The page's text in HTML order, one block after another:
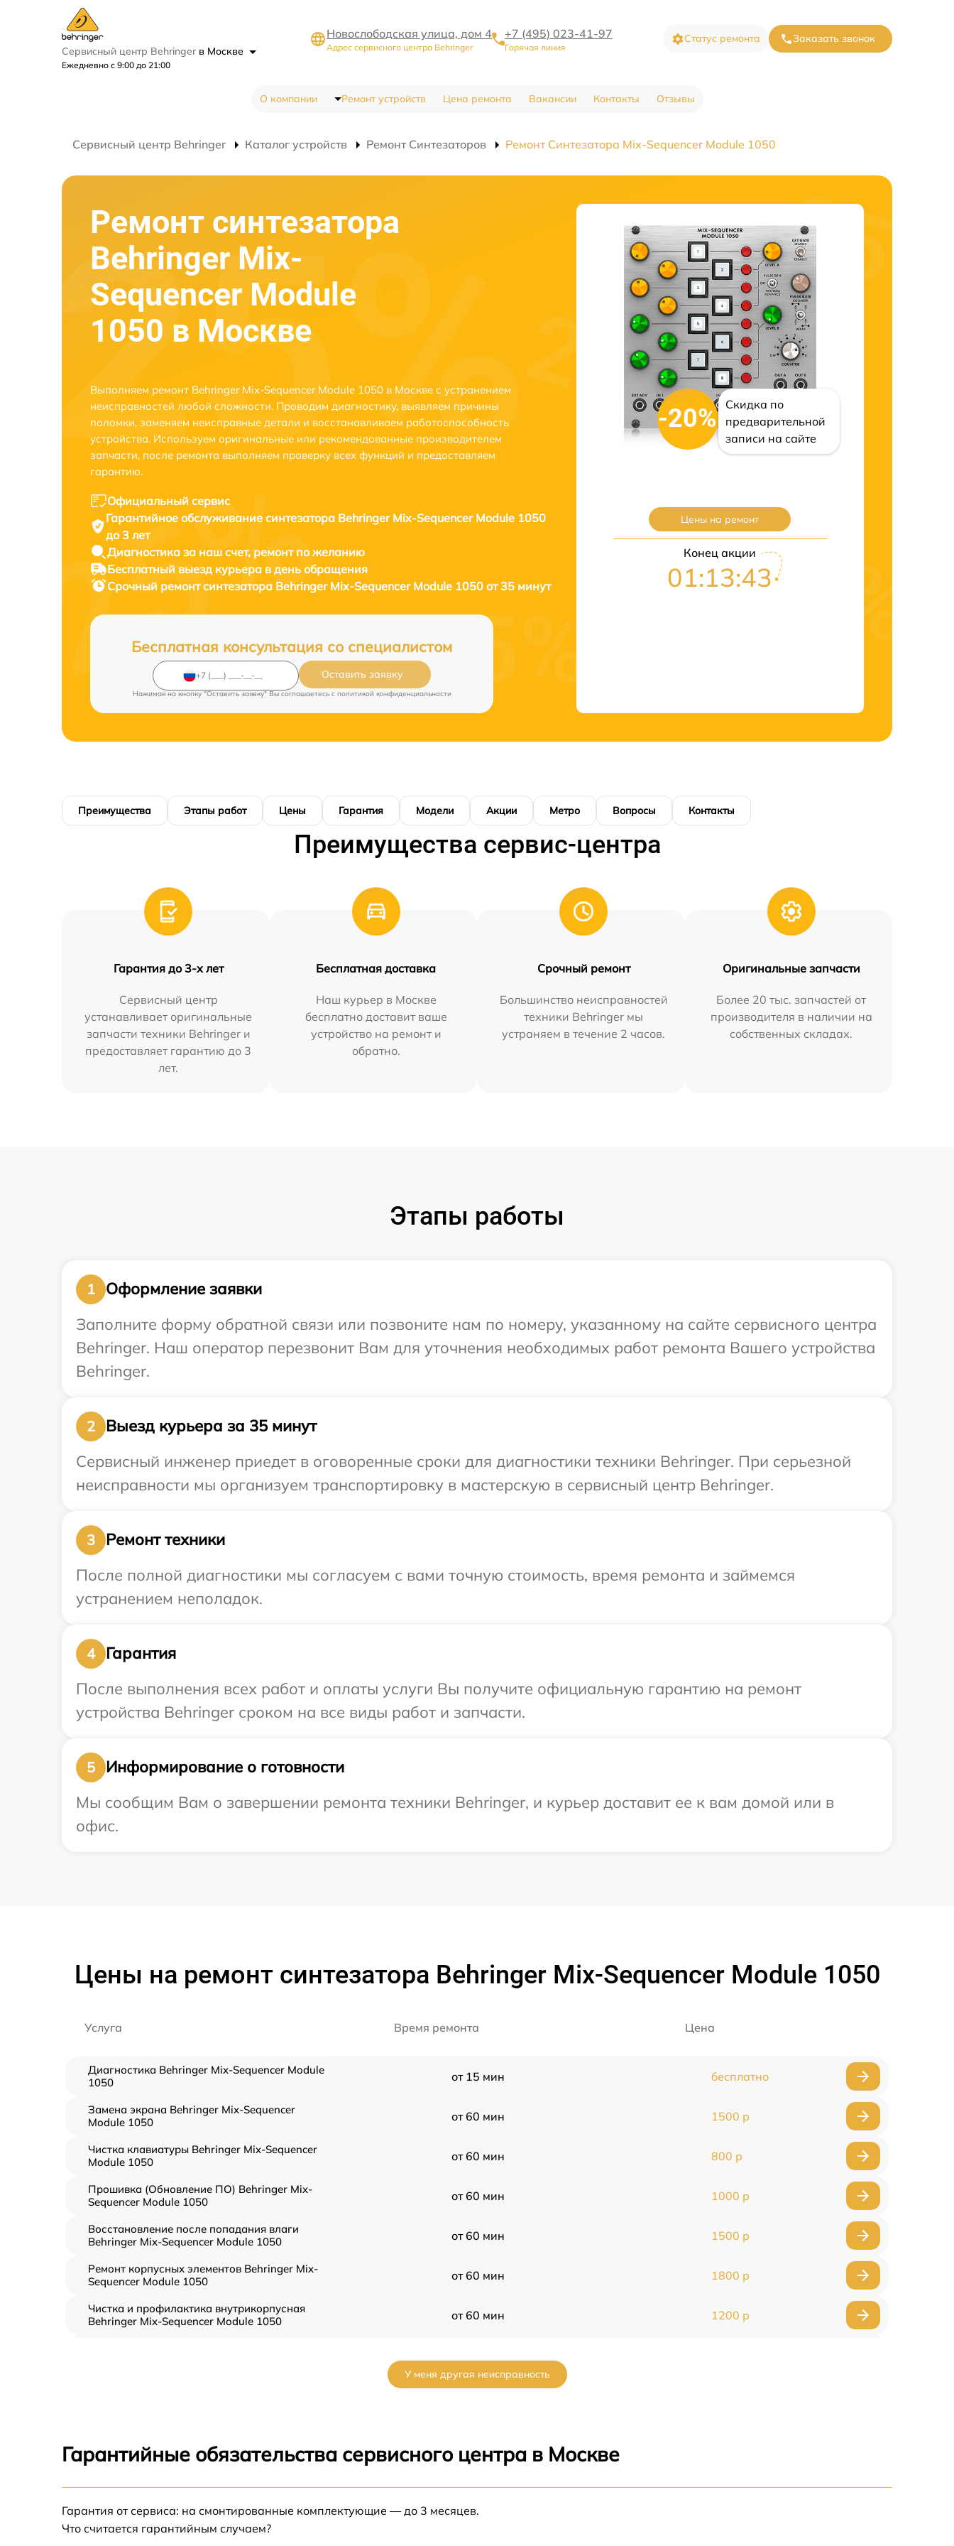
Сервисный центр Behringer в Москве
Ежедневно с 9:00 до 21:00
Новослободская улица, дом 4
Адрес сервисного центра Behringer
+7 (495) 023-41-97
Горячая линия
Статус ремонта Заказать звонок
О компании Ремонт устройств Цена ремонта Вакансии Контакты Отзывы
Сервисный центр Behringer Каталог устройств Ремонт Синтезаторов Ремонт Синтезатора Mix-Sequencer Module 1050
Ремонт синтезатора
Behringer Mix-
Sequencer Module
1050 в Москве
Выполняем ремонт Behringer Mix-Sequencer Module 1050 в Москве с устранением
неисправностей любой сложности. Проводим диагностику, выявляем причины
поломки, заменяем неисправные детали и восстанавливаем работоспособность
устройства. Используем оригинальные или рекомендованные производителем
запчасти, после ремонта выполняем проверку всех функций и предоставляем
гарантию.
Официальный сервис
Гарантийное обслуживаниесинтезатора Behringer Mix-Sequencer Module 1050
до 3 лет
Диагностика за наш счет, ремонт по желанию
Бесплатный выезд курьера в день обращения
Срочный ремонтсинтезатора Behringer Mix-Sequencer Module 1050 от 35 минут
Бесплатная консультация со специалистом
Оставить заявку
Нажимая на кнопку "Оставить заявку" Вы соглашаетесь c политикой конфиденциальности
-20%
Скидка по
предварительной
записи на сайте
Цены на ремонт
Конец акции
01:13:43
Преимущества Этапы работ Цены Гарантия Модели Акции Метро Вопросы Контакты
Преимущества сервис-центра
Гарантия до 3-х лет
Сервисный центр
устанавливает оригинальные
запчасти техники Behringer и
предоставляет гарантию до 3
лет.
Бесплатная доставка
Наш курьер в Москве
бесплатно доставит ваше
устройство на ремонт и
обратно.
Срочный ремонт
Большинство неисправностей
техники Behringer мы
устраняем в течение 2 часов.
Оригинальные запчасти
Более 20 тыс. запчастей от
производителя в наличии на
собственных складах.
Этапы работы
1
Оформление заявки
Заполните форму обратной связи или позвоните нам по номеру, указанному на сайте сервисного центра
Behringer. Наш оператор перезвонит Вам для уточнения необходимых работ ремонта Вашего устройства
Behringer.
2
Выезд курьера за 35 минут
Сервисный инженер приедет в оговоренные сроки для диагностики техники Behringer. При серьезной
неисправности мы организуем транспортировку в мастерскую в сервисный центр Behringer.
3
Ремонт техники
После полной диагностики мы согласуем с вами точную стоимость, время ремонта и займемся
устранением неполадок.
4
Гарантия
После выполнения всех работ и оплаты услуги Вы получите официальную гарантию на ремонт
устройства Behringer сроком на все виды работ и запчасти.
5
Информирование о готовности
Мы сообщим Вам о завершении ремонта техники Behringer, и курьер доставит ее к вам домой или в
офис.
Цены на ремонт синтезатора Behringer Mix-Sequencer Module 1050
Услуга Время ремонта Цена
Диагностика Behringer Mix-Sequencer Module
1050
от 15 мин бесплатно
Замена экрана Behringer Mix-Sequencer
Module 1050
от 60 мин 1500 р
Чистка клавиатуры Behringer Mix-Sequencer
Module 1050
от 60 мин 800 р
Прошивка (Обновление ПО) Behringer Mix-
Sequencer Module 1050
от 60 мин 1000 р
Восстановление после попадания влаги
Behringer Mix-Sequencer Module 1050
от 60 мин 1500 р
Ремонт корпусных элементов Behringer Mix-
Sequencer Module 1050
от 60 мин 1800 р
Чистка и профилактика внутрикорпусная
Behringer Mix-Sequencer Module 1050
от 60 мин 1200 р
Чистка токопроводящих резинок механизма
клавиш Behringer Mix-Sequencer Module 1050
от 60 мин
У меня другая неисправность
Гарантийные обязательства сервисного центра в Москве
Гарантия от сервиса: на смонтированные комплектующие — до 3 месяцев.
Что считается гарантийным случаем?